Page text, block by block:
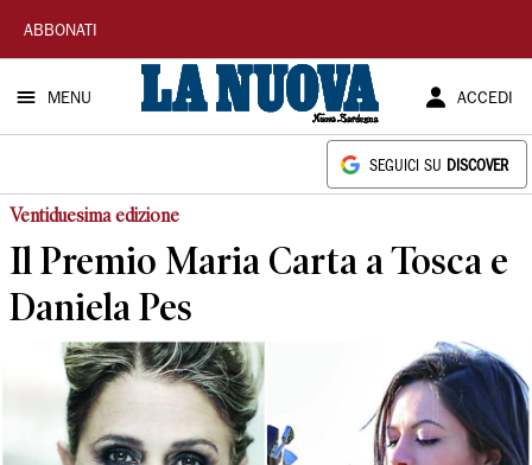
La
Nuova
Sardegna
ABBONATI
MENU ACCEDI
SEGUICI SU DISCOVER
Ventiduesima edizione
Il Premio Maria Carta a Tosca e
Daniela Pes